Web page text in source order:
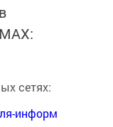
сетях:
информ